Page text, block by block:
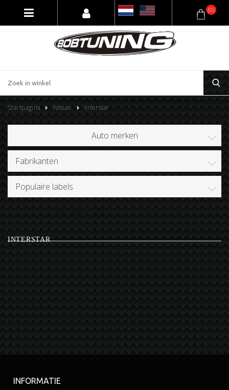
(0)
Startpagina Nissan Interstar
Auto merken
Fabrikanten
Populaire labels
INTERSTAR
INFORMATIE